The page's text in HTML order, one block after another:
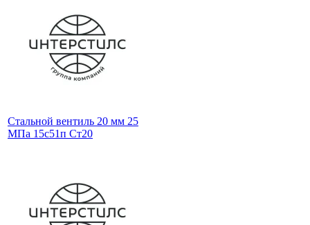
Стальной вентиль 20 мм 25
МПа 15с51п Ст20